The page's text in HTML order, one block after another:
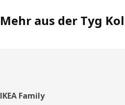
Mehr aus der Tyg
Fußzeile
IKEA Family